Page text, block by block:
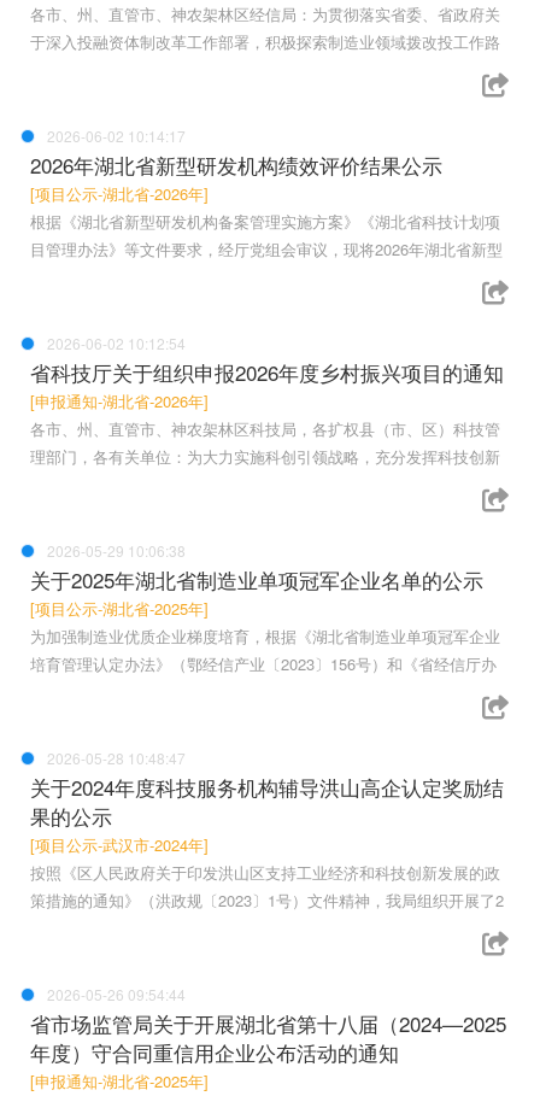
各市、州、直管市、神农架林区经信局：为贯彻落实省委、省政府关
于深入投融资体制改革工作部署，积极探索制造业领域拨改投工作路
2026-06-02 10:14:17
2026年湖北省新型研发机构绩效评价结果公示
[项目公示-湖北省-2026年]
根据《湖北省新型研发机构备案管理实施方案》《湖北省科技计划项
目管理办法》等文件要求，经厅党组会审议，现将2026年湖北省新型
2026-06-02 10:12:54
省科技厅关于组织申报2026年度乡村振兴项目的通知
[申报通知-湖北省-2026年]
各市、州、直管市、神农架林区科技局，各扩权县（市、区）科技管
理部门，各有关单位：为大力实施科创引领战略，充分发挥科技创新
2026-05-29 10:06:38
关于2025年湖北省制造业单项冠军企业名单的公示
[项目公示-湖北省-2025年]
为加强制造业优质企业梯度培育，根据《湖北省制造业单项冠军企业
培育管理认定办法》（鄂经信产业〔2023〕156号）和《省经信厅办
2026-05-28 10:48:47
关于2024年度科技服务机构辅导洪山高企认定奖励结
果的公示
[项目公示-武汉市-2024年]
按照《区人民政府关于印发洪山区支持工业经济和科技创新发展的政
策措施的通知》（洪政规〔2023〕1号）文件精神，我局组织开展了2
2026-05-26 09:54:44
省市场监管局关于开展湖北省第十八届（2024—2025
年度）守合同重信用企业公布活动的通知
[申报通知-湖北省-2025年]